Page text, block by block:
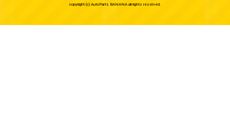
copyright (c) AutoParts BANANA all rights reserved.